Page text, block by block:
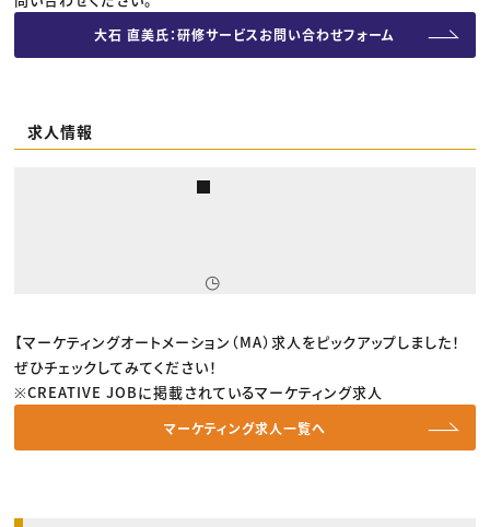
大石 直美氏：研修サービスお問い合わせフォーム
求人情報
【マーケティングオートメーション（MA）求人をピックアップしました！
ぜひチェックしてみてください！
※CREATIVE JOBに掲載されているマーケティング求人
マーケティング求人一覧へ